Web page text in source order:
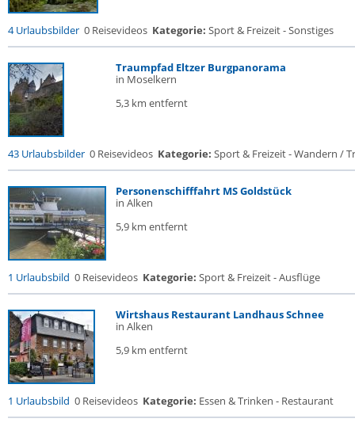
4 Urlaubsbilder 0 Reisevideos Kategorie: Sport & Freizeit - Sonstiges
Traumpfad Eltzer Burgpanorama
in Moselkern
5,3 km entfernt
43 Urlaubsbilder 0 Reisevideos Kategorie: Sport & Freizeit - Wandern /
Personenschifffahrt MS Goldstück
in Alken
5,9 km entfernt
1 Urlaubsbild 0 Reisevideos Kategorie: Sport & Freizeit - Ausflüge
Wirtshaus Restaurant Landhaus Schnee
in Alken
5,9 km entfernt
1 Urlaubsbild 0 Reisevideos Kategorie: Essen & Trinken - Restaurant